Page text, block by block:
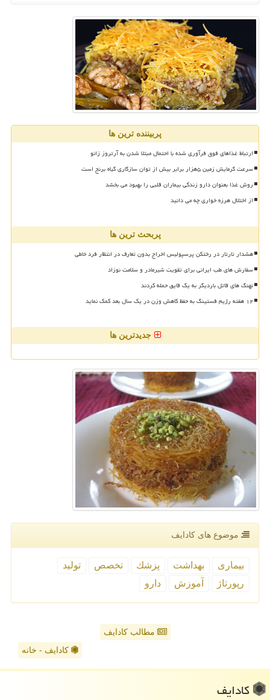
پربیننده ترین ها
ارتباط غذاهای فوق فرآوری شده با احتمال مبتلا شدن به آرتروز زانو
سرعت گرمایش زمین ۵هزار برابر بیش از توان سازگاری گیاه برنج است
روش غذا بعنوان دارو زندگی بیماران قلبی را بهبود می بخشد
از اختلال هرزه خواری چه می دانید
پربحث ترین ها
هشدار تارتار در رختکن پرسپولیس اخراج بدون تعارف در انتظار فرد خاطی
سفارش های طب ایرانی برای تقویت شیرمادر و سلامت نوزاد
نهنگ های قاتل باردیگر به یک قایق حمله کردند
۱۲ هفته رژیم فستینگ به حفظ کاهش وزن در یک سال بعد کمک نماید
جدیدترین ها
موضوع های كادایف
بیماری بهداشت پزشك تخصص
تولید
رپورتاژ
آموزش دارو
مطالب کادایف
کادایف - خانه
كادایف